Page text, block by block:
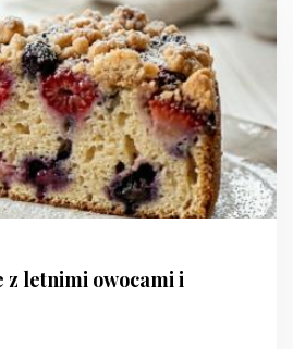
z letnimi owocami i